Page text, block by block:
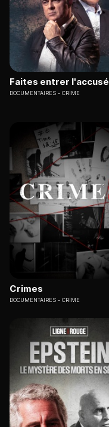
Faites entrer l'accusé
DOCUMENTAIRES CRIME
Crimes
DOCUMENTAIRES CRIME